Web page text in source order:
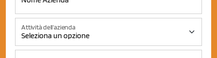
Attività dell'azienda